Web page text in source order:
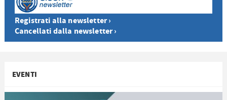
Registrati alla newsletter ›
Cancellati dalla newsletter ›
EVENTI